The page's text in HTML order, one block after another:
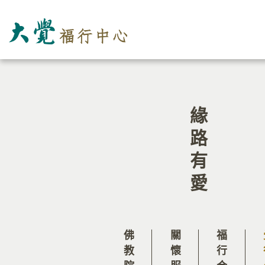
緣路有愛